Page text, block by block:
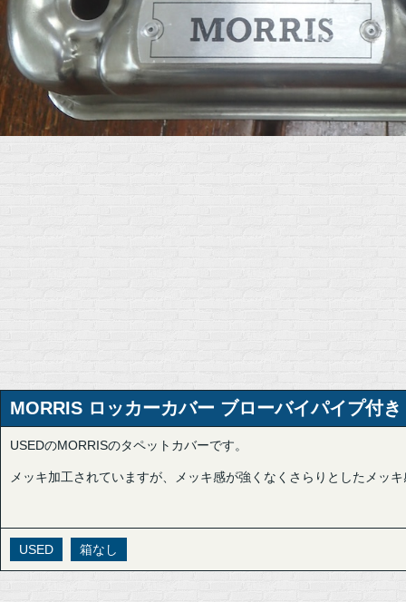
MORRIS ロッカーカバー ブローバイパイプ付
USEDのMORRISのタペットカバーです。
メッキ加工されていますが、メッキ感が強くなくさらりとしたメッ
USED 箱なし